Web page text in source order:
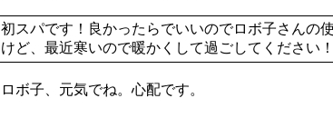
初スパです！良かったらでいいのでロボ子さんの
けど、最近寒いので暖かくして過ごしてください
ロボ子、元気でね。心配です。